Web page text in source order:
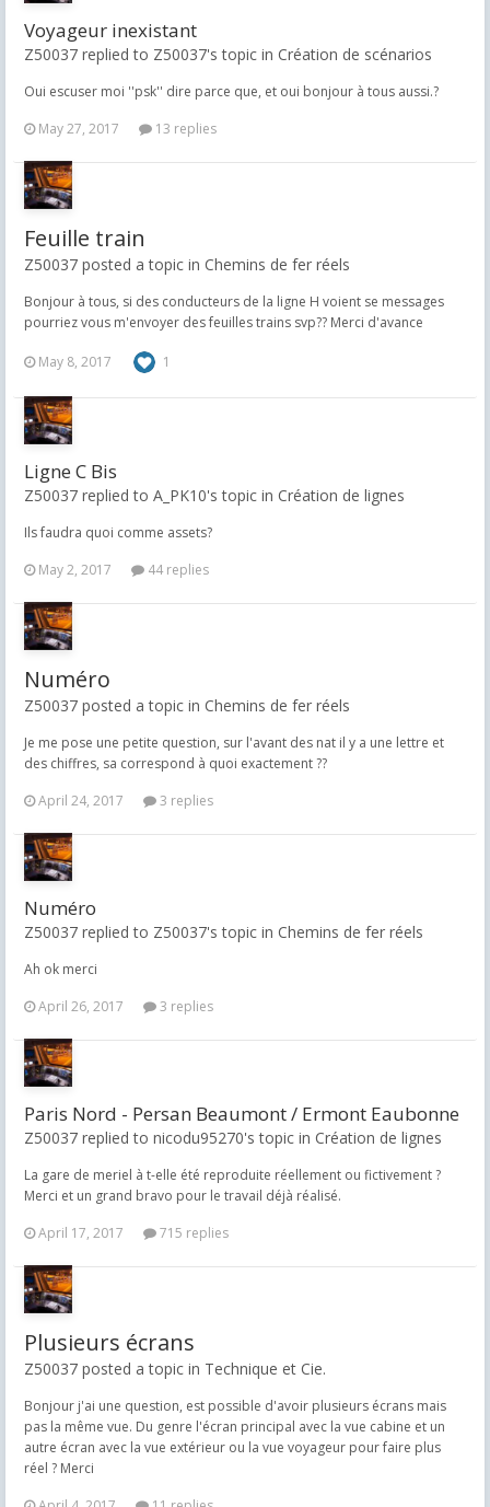
Voyageur inexistant
Z50037 replied to Z50037's topic in Création de scénarios
Oui escuser moi ''psk'' dire parce que, et oui bonjour à tous aussi.?
May 27, 2017
13 replies
Feuille train
Z50037 posted a topic in Chemins de fer réels
Bonjour à tous, si des conducteurs de la ligne H voient se messages
pourriez vous m'envoyer des feuilles trains svp?? Merci d'avance
May 8, 2017 1
Ligne C Bis
Z50037 replied to A_PK10's topic in Création de lignes
Ils faudra quoi comme assets?
May 2, 2017
44 replies
Numéro
Z50037 posted a topic in Chemins de fer réels
Je me pose une petite question, sur l'avant des nat il y a une lettre et
des chiffres, sa correspond à quoi exactement ??
April 24, 2017
3 replies
Numéro
Z50037 replied to Z50037's topic in Chemins de fer réels
Ah ok merci
April 26, 2017
3 replies
Paris Nord - Persan Beaumont / Ermont Eaubonne
Z50037 replied to nicodu95270's topic in Création de lignes
La gare de meriel à t-elle été reproduite réellement ou fictivement ?
Merci et un grand bravo pour le travail déjà réalisé.
April 17, 2017
715 replies
Plusieurs écrans
Z50037 posted a topic in Technique et Cie.
Bonjour j'ai une question, est possible d'avoir plusieurs écrans mais
pas la même vue. Du genre l'écran principal avec la vue cabine et un
autre écran avec la vue extérieur ou la vue voyageur pour faire plus
réel ? Merci